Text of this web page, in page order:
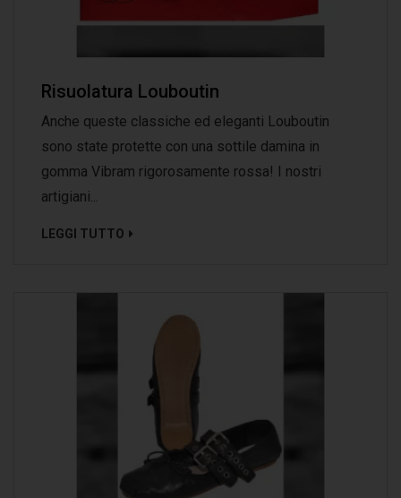
Risuolatura Louboutin
Anche queste classiche ed eleganti Louboutin
sono state protette con una sottile damina in
gomma Vibram rigorosamente rossa! I nostri
artigiani...
LEGGI TUTTO